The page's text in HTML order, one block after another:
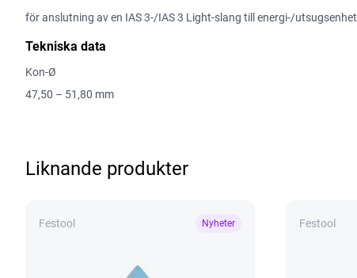
för anslutning av en IAS 3-/IAS 3 Light-slang till energi-/
Tekniska data
Kon-Ø
47,50 – 51,80 mm
Liknande produkter
Festool Nyheter Festool